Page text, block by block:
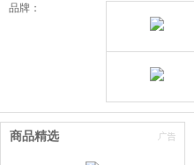
品牌：
商品精选